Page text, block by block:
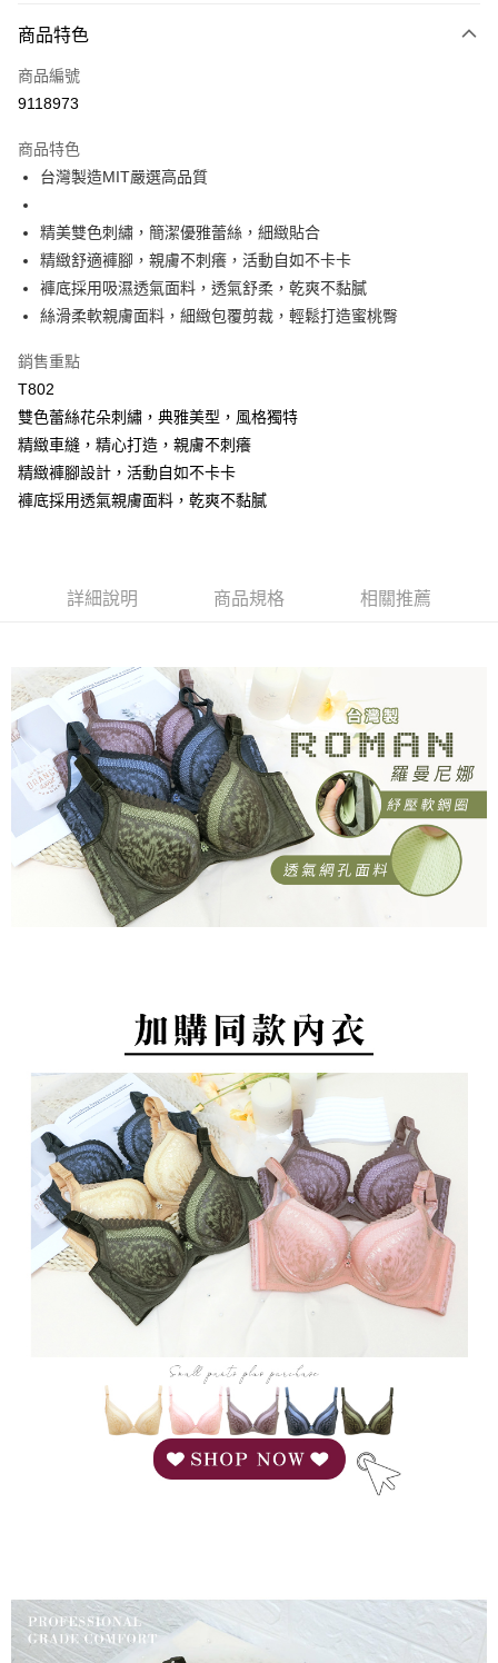
信用卡一次付款
超商取貨付款
Apple Pay
街口支付
悠遊付
全盈+PAY
相關說明
【大哥付你分期使用說明】
1.本服務由台灣大哥大提供，台灣大哥大用戶可立即使用無須另外申請。
2.付款方式選擇「大哥付你分期」，訂單成立後會自動跳轉到大哥付的交易
流程，驗證手機門號後，選擇欲分期的期數、繳款截止日，確認付款後即完
成交易。
4.訂單成立30分鐘內，如未前往確認交易或遇審核未通過，訂單將自動取
1.分期款項不併入電信帳單，「大哥付你分期」於每月結算日後寄送繳費提
醒簡訊。
【注意事項】
1.本服務係由「台灣大哥大股份有限公司」（以下簡稱本公司）所提供，讓
用戶於交易時，得透過本服務購買商品或服務，並由商店將買賣／分期付款
買賣價金債權讓與本公司後，依約使用本公司帳單繳交帳款。
2.基於同意付款使用「大哥付你分期」之契約關係目的，商店將以您的個人
資料（包含姓名、電話或地址）提供予台灣大哥大進項蒐集、處理及利用，
由本公司與您本人進行分期帳單所需資料之確認、核對及更正。
3.完整用戶服務條款，請詳閱以下連結：https://oppay.tw/userRule
【關於「AFTEE先享後付」】
AFTEE先享後付是「在收到商品之後才付款」的支付方式。 讓您購物簡單
便利好安心！
【「AFTEE先享後付」結帳流程】
３．收到繳費通知簡訊後14天內，點擊此簡訊中的連結，可透過四大超商／
ATM／網路銀行／等多元方式進行付款，方視為交易完成。
※ 請注意：結帳手續完成當下不需立刻繳費，但若您需要取消訂單，請聯絡
購買商品的店家。未經商家同意取消之訂單仍視為有效，需透過AFTEE先享
後付繳納相關費用。
※ 交易是否成功請以「AFTEE先享後付 」之結帳頁面顯示為準，若有關於
是否繳費成功／繳費後需取消欲退款等相關疑問，請聯繫「AFTEE先享後付
客戶支援中心」https://netprotections.freshdesk.com/support/home
【注意事項】
１．透過由恩沛科技股份有限公司提供之「AFTEE先享後付」服務完成之交
易，需依本服務之必要範圍內提供個人資料，並將交易相關給付款項請求債
權轉讓予恩沛科技股份有限公司。
４．使用「AFTEE先享後付」時，將依據個別帳號之用戶狀況，依本公司即
時審查核予不同之上限額度；若仍有額度不足之情形，本公司將視審查結果
請求用戶進行身份認證。
５．嚴禁一人註冊多個帳號或使用他人資訊註冊。若發現惡意使用之情形，
恩沛科技股份有限公司將有權停止該用戶之使用額度並採取法律行動。
Hami Point
相關說明
全家取貨付款
每筆NT$80，滿NT$499(含以上)免運費
付款後全家取貨
每筆NT$80，滿NT$499(含以上)免運費
萊爾富取貨付款
每筆NT$80，滿NT$799(含以上)免運費
付款後萊爾富取貨
每筆NT$80，滿NT$799(含以上)免運費
每筆NT$80，滿NT$799(含以上)免運費
7-11取貨(快速到店)
每筆NT$90
宅配/離島不配送
每筆NT$80，滿NT$890(含以上)免運費
黑貓貨到付款
每筆NT$120
查看運費
商品特色
商品編號
9118973
商品特色
台灣製造MIT嚴選高品質
精美雙色刺繡，簡潔優雅蕾絲，細緻貼合
精緻舒適褲腳，親膚不刺癢，活動自如不卡卡
褲底採用吸濕透氣面料，透氣舒柔，乾爽不黏膩
絲滑柔軟親膚面料，細緻包覆剪裁，輕鬆打造蜜桃臀
銷售重點
T802
雙色蕾絲花朵刺繡，典雅美型，風格獨特
精緻車縫，精心打造，親膚不刺癢
精緻褲腳設計，活動自如不卡卡
褲底採用透氣親膚面料，乾爽不黏膩
詳細說明 商品規格 相關推薦